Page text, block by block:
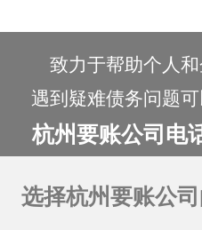
致力于帮助个人
遇到疑难债务问题
杭州要账公司电
选择杭州要账公